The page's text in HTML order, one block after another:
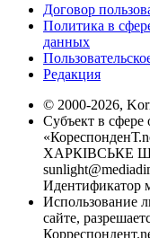
Договор
Политика в
данных
Редакция
© 2000-2026,
Субъект в
ХАРКІВСЬКЕ
Идентификатор
Использование
сайте,